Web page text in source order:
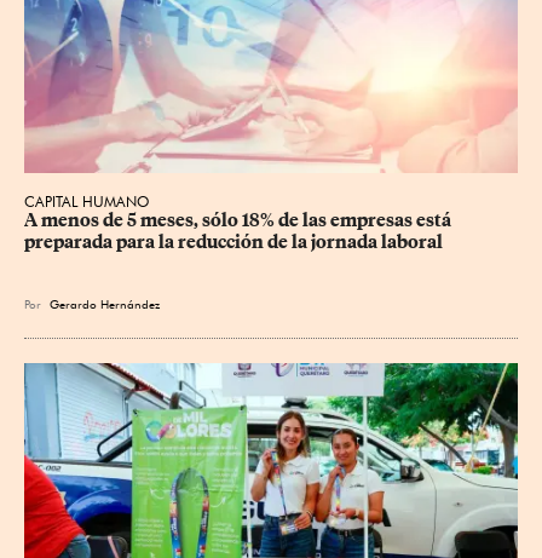
CAPITAL HUMANO
A menos de 5 meses, sólo 18% de las empresas está
preparada para la reducción de la jornada laboral
Por Gerardo Hernández